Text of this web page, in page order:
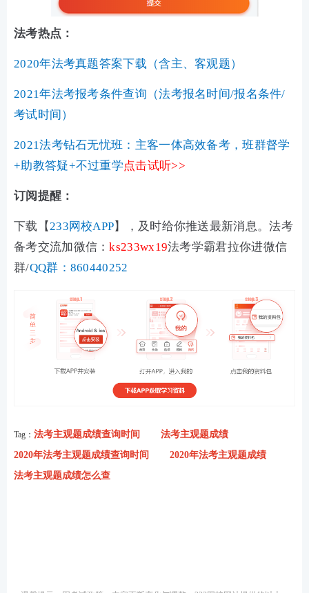
法考热点：
2020年法考真题答案下载（含主、客观题）
2021年法考报考条件查询（法考报名时间/报名条件/
考试时间）
2021法考钻石无忧班：主客一体高效备考，班群督学
+助教答疑+不过重学点击试听>>
订阅提醒：
下载【233网校APP】，及时给你推送最新消息。法考
备考交流加微信：ks233wx19法考学霸君拉你进微信
群/QQ群：860440252
Tag： 法考主观题成绩查询时间
法考主观题成绩
2020年法考主观题成绩查询时间
2020年法考主观题成绩
法考主观题成绩怎么查